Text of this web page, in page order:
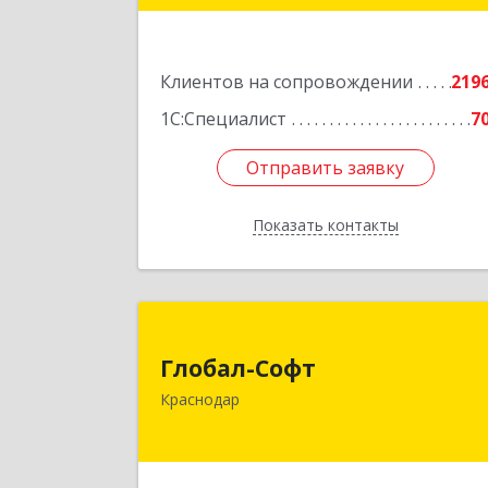
Клиентов на сопровождении
1С:Специалист
Отправить заявку
Показать контакты
Отправить заявку
Назад
Глобал-Софт
Краснодар
350018, Краснодарский край,
Краснодар г, Сормовская ул, дом № 7